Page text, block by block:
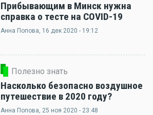
Прибывающим в Минск нужна
справка о тесте на COVID-19
Анна Попова, 16 дек 2020 - 19:12
Полезно знать
Насколько безопасно воздушное
путешествие в 2020 году?
Анна Попова, 25 ноя 2020 - 23:48